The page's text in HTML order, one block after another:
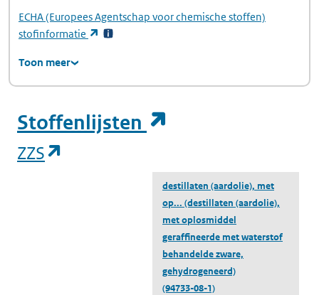
ECHA(Europees Agentschap voor chemische stoffen)
stofinformatie
(opent in een nieuw tabblad)
Toon meer
Stoffenlijsten
ZZS
destillaten (aardolie), met
op... (destillaten (aardolie),
met oplosmiddel
geraffineerde met waterstof
behandelde zware,
gehydrogeneerd)
(94733-08-1)